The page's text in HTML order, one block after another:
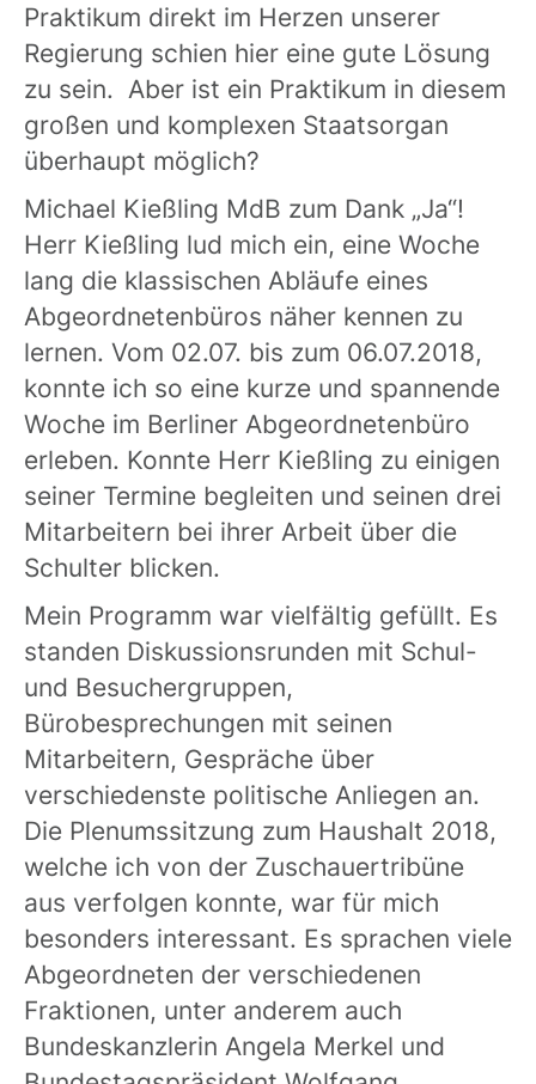
Praktikum direkt im Herzen unserer
Regierung schien hier eine gute Lösung
zu sein. Aber ist ein Praktikum in diesem
großen und komplexen Staatsorgan
überhaupt möglich?
Michael Kießling MdB zum Dank „Ja“!
Herr Kießling lud mich ein, eine Woche
lang die klassischen Abläufe eines
Abgeordnetenbüros näher kennen zu
lernen. Vom 02.07. bis zum 06.07.2018,
konnte ich so eine kurze und spannende
Woche im Berliner Abgeordnetenbüro
erleben. Konnte Herr Kießling zu einigen
seiner Termine begleiten und seinen drei
Mitarbeitern bei ihrer Arbeit über die
Schulter blicken.
Mein Programm war vielfältig gefüllt. Es
standen Diskussionsrunden mit Schul-
und Besuchergruppen,
Bürobesprechungen mit seinen
Mitarbeitern, Gespräche über
verschiedenste politische Anliegen an.
Die Plenumssitzung zum Haushalt 2018,
welche ich von der Zuschauertribüne
aus verfolgen konnte, war für mich
besonders interessant. Es sprachen viele
Abgeordneten der verschiedenen
Fraktionen, unter anderem auch
Bundeskanzlerin Angela Merkel und